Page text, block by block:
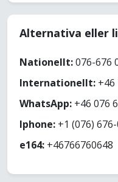
Alternativa eller
Nationellt:076-676
Internationellt: +46
WhatsApp: +46 076
Iphone: +1 (076)
e164: +46766760648